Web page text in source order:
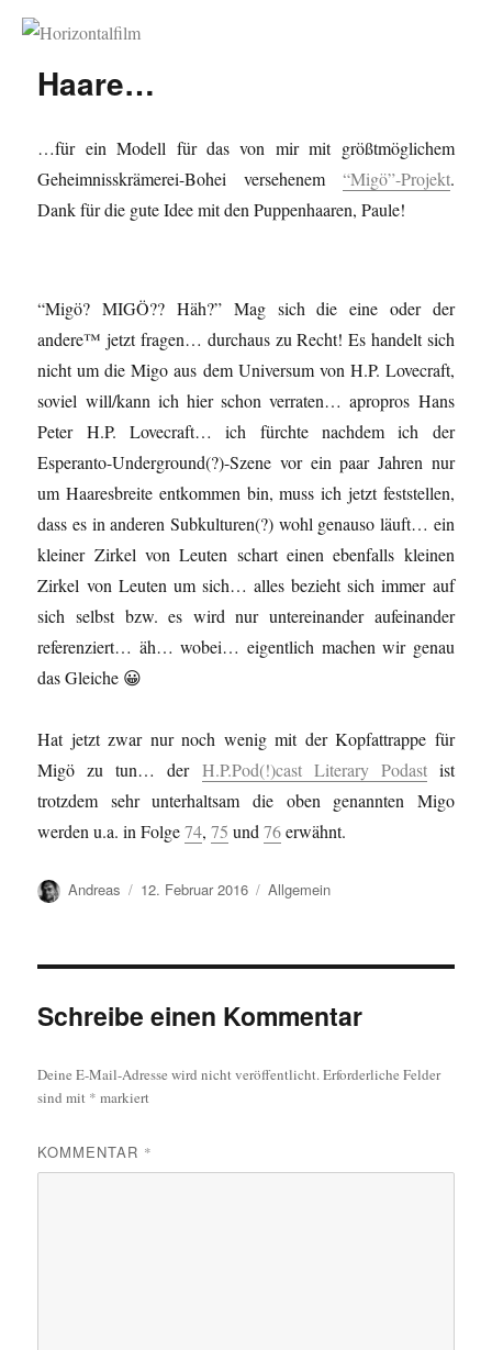
Horizontalfilm
Haare…
…für ein Modell für das von mir mit größtmöglichem
Geheimnisskrämerei-Bohei versehenem “Migö”-Projekt.
Dank für die gute Idee mit den Puppenhaaren, Paule!
“Migö? MIGÖ?? Häh?” Mag sich die eine oder der
andere™ jetzt fragen… durchaus zu Recht! Es handelt sich
nicht um die Migo aus dem Universum von H.P. Lovecraft,
soviel will/kann ich hier schon verraten… apropros Hans
Peter H.P. Lovecraft… ich fürchte nachdem ich der
Esperanto-Underground(?)-Szene vor ein paar Jahren nur
um Haaresbreite entkommen bin, muss ich jetzt feststellen,
dass es in anderen Subkulturen(?) wohl genauso läuft… ein
kleiner Zirkel von Leuten schart einen ebenfalls kleinen
Zirkel von Leuten um sich… alles bezieht sich immer auf
sich selbst bzw. es wird nur untereinander aufeinander
referenziert… äh… wobei… eigentlich machen wir genau
das Gleiche 😀
Hat jetzt zwar nur noch wenig mit der Kopfattrappe für
Migö zu tun… der H.P.Pod(!)cast Literary Podastist
trotzdem sehr unterhaltsam die oben genannten Migo
werden u.a. in Folge74,75 und76erwähnt.
Autor
Andreas
Veröffentlicht
12. Februar 2016 Kategorien
Allgemein
Schreibe einen Kommentar
Deine E-Mail-Adresse wird nicht veröffentlicht. Erforderliche Felder
sind mit * markiert
KOMMENTAR *